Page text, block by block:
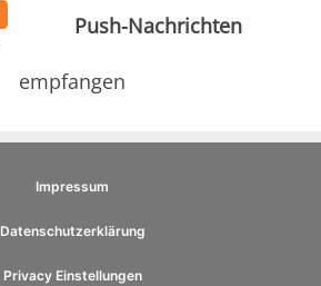
Push-Nachrichten
empfangen
Impressum
Datenschutzerklärung
Privacy Einstellungen